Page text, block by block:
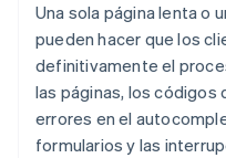
Una sola página lenta o
pueden hacer que los
definitivamente el
las páginas, los códigos
errores en el
formularios y las